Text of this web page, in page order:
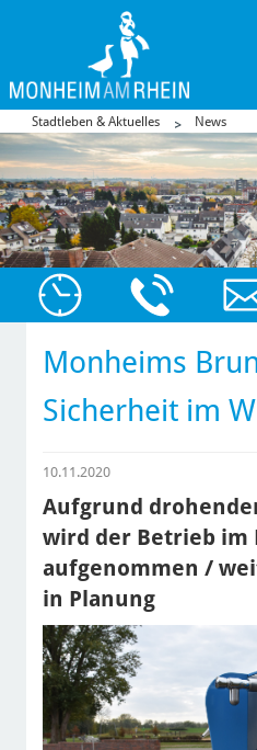
Stadtleben & Aktuelles News
Monheims
Sicherheit im
10.11.2020
Aufgrund
wird der Betrieb im
aufgenommen /
in Planung